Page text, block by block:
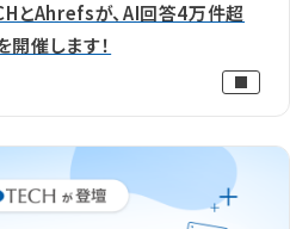
とAhrefsが、AI回答4万件超
催します！